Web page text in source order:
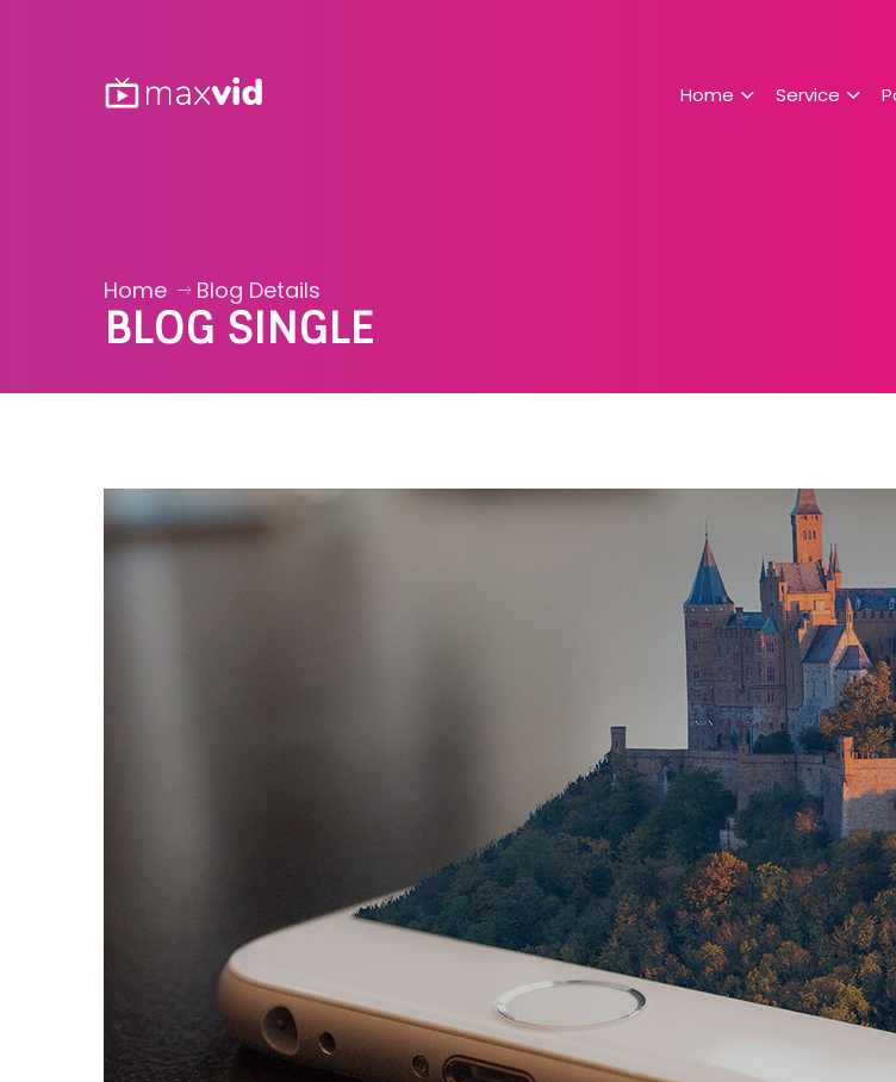
Home Service
Home Blog Details
BLOG SINGLE